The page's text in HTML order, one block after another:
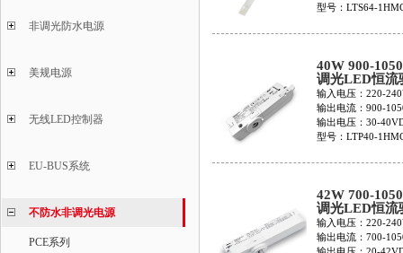
非调光防水电源
美规电源
无线LED控制器
EU-BUS系统
不防水非调光电源
PCE系列
型号：LTS64-
40W 900-
调光LED恒流
LTP40-
输入电压：220-
输出电流：900-
输出电压：30-
型号：LTP40-
42W 700-
调光LED恒流
LTP42-
W/B/G
输入电压：220-
输出电流：700-
输出电压：20-